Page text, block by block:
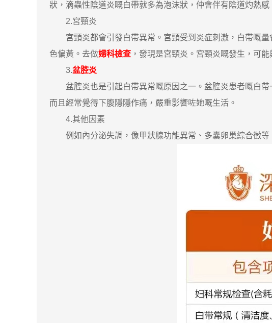
狀，滴蟲性陰道炎嘅白帶就多為泡沫狀，仲會伴有陰道灼熱感
2.宮頸炎
宮頸炎都會引發白帶異常。宮頸受到炎症刺激，白帶嘅量
色偏黃。去做婦科檢查 ，發現是宮頸炎。宮頸炎嘅發生，可
3.盆腔炎
盆腔炎也是引起白帶異常嘅原因之一。盆腔炎患者嘅白帶
而且經常覺得下腹隱隱作痛，嚴重影響咗她嘅生活。
4.其他因素
例如內分泌失調，像甲狀腺功能異常、多囊卵巢綜合徵等